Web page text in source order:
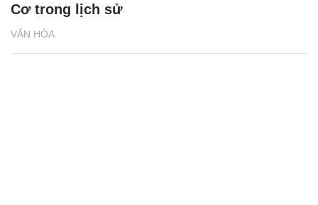
VĂN HÓA
Cơ trong lịch sử